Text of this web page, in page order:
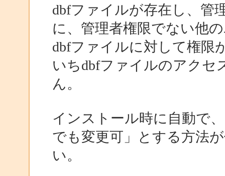
dbfファイルが存在し、管
に、管理者権限でない他
dbfファイルに対して権限
いちdbfファイルのアクセ
ん。
インストール時に自動で
でも変更可」とする方法
い。